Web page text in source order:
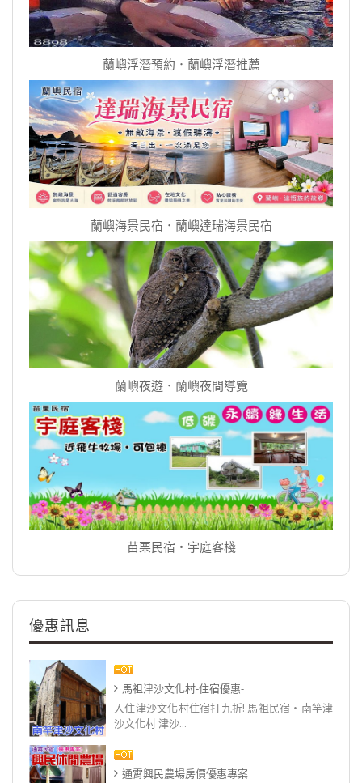
蘭嶼浮潛預約．蘭嶼浮潛推薦
蘭嶼海景民宿．蘭嶼達瑞海景民宿
蘭嶼夜遊．蘭嶼夜間導覽
苗栗民宿‧宇庭客棧
優惠訊息
馬祖津沙文化村-住宿優惠-
入住津沙文化村住宿打九折! 馬祖民宿‧南竿津
沙文化村 津沙...
通霄興民農場房價優惠專案